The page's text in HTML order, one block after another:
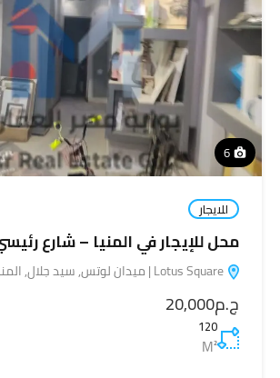
6
للايجار
محل للإيجار في المنيا – شارع
ج.م20,000
120
M²